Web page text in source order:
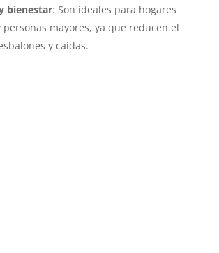
bienestar: Son ideales para hogares
personas mayores, ya que reducen el
y caídas.